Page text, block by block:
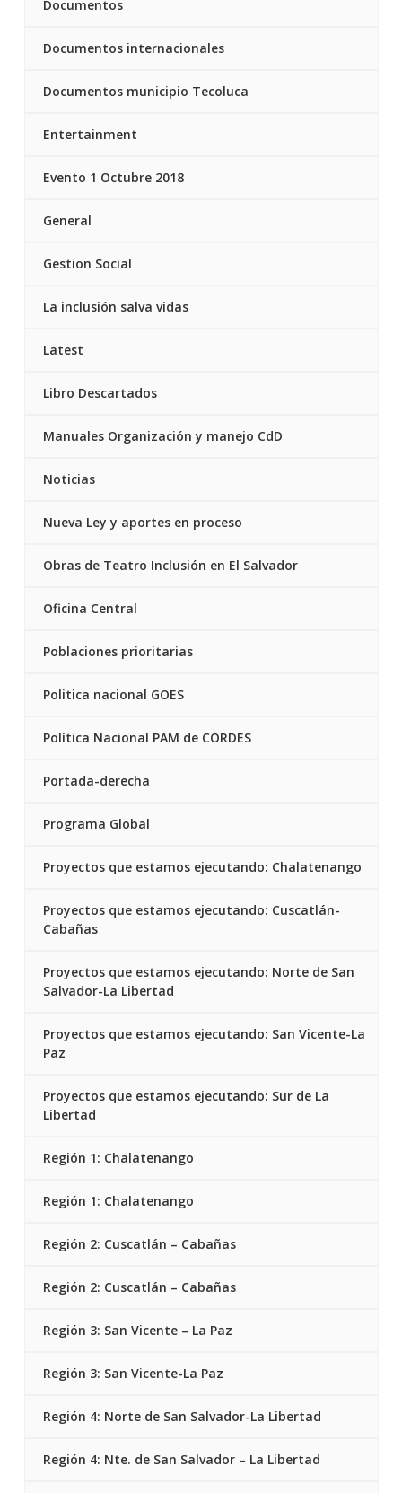
Documentos
Documentos internacionales
Documentos municipio Tecoluca
Entertainment
Evento 1 Octubre 2018
General
Gestion Social
La inclusión salva vidas
Latest
Libro Descartados
Manuales Organización y manejo CdD
Noticias
Nueva Ley y aportes en proceso
Obras de Teatro Inclusión en El Salvador
Oficina Central
Poblaciones prioritarias
Politica nacional GOES
Política Nacional PAM de CORDES
Portada-derecha
Programa Global
Proyectos que estamos ejecutando: Chalatenango
Proyectos que estamos ejecutando: Cuscatlán-
Cabañas
Proyectos que estamos ejecutando: Norte de San
Salvador-La Libertad
Proyectos que estamos ejecutando: San Vicente-La
Paz
Proyectos que estamos ejecutando: Sur de La
Libertad
Región 1: Chalatenango
Región 1: Chalatenango
Región 2: Cuscatlán – Cabañas
Región 2: Cuscatlán – Cabañas
Región 3: San Vicente – La Paz
Región 3: San Vicente-La Paz
Región 4: Norte de San Salvador-La Libertad
Región 4: Nte. de San Salvador – La Libertad